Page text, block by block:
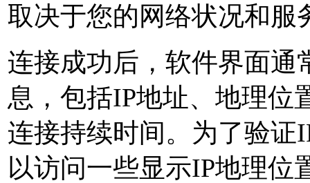
取决于您的网络状况和服
连接成功后，软件界面通
息，包括IP地址、地理位
连接持续时间。为了验证
以访问一些显示IP地理位